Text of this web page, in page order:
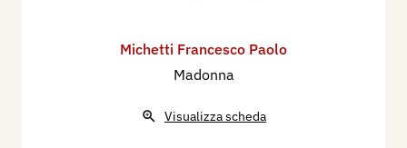
Michetti Francesco Paolo
Madonna
Visualizza scheda